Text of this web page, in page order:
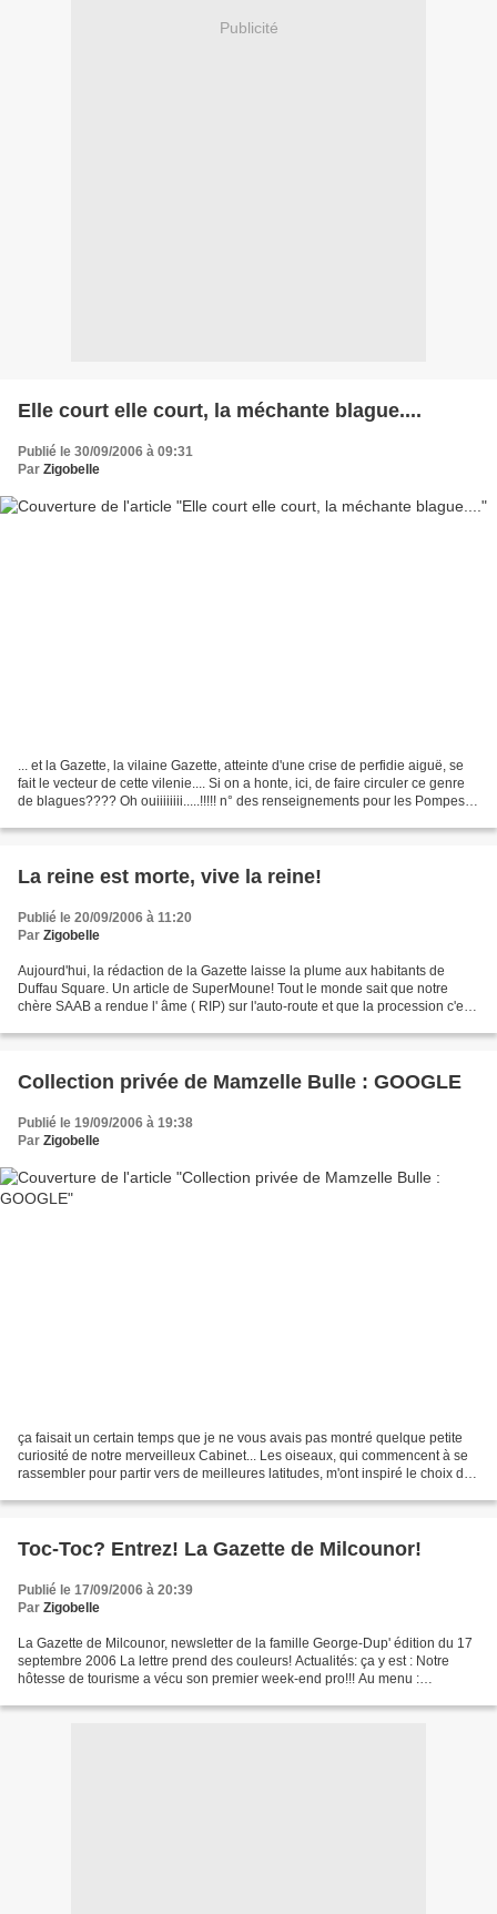
Publicité
Elle court elle court, la méchante blague....
Publié le 30/09/2006 à 09:31
Par Zigobelle
... et la Gazette, la vilaine Gazette, atteinte d'une crise de perfidie aiguë, se
fait le vecteur de cette vilenie.... Si on a honte, ici, de faire circuler ce genre
de blagues???? Oh ouiiiiiiii.....!!!!! n° des renseignements pour les Pompes
La reine est morte, vive la reine!
Publié le 20/09/2006 à 11:20
Par Zigobelle
Aujourd'hui, la rédaction de la Gazette laisse la plume aux habitants de
Duffau Square. Un article de SuperMoune! Tout le monde sait que notre
chère SAAB a rendue l' âme ( RIP) sur l'auto-route et que la procession c'est
Collection privée de Mamzelle Bulle : GOOGLE
Publié le 19/09/2006 à 19:38
Par Zigobelle
ça faisait un certain temps que je ne vous avais pas montré quelque petite
curiosité de notre merveilleux Cabinet... Les oiseaux, qui commencent à se
rassembler pour partir vers de meilleures latitudes, m'ont inspiré le choix du
Toc-Toc? Entrez! La Gazette de Milcounor!
Publié le 17/09/2006 à 20:39
Par Zigobelle
La Gazette de Milcounor, newsletter de la famille George-Dup' édition du 17
septembre 2006 La lettre prend des couleurs! Actualités: ça y est : Notre
hôtesse de tourisme a vécu son premier week-end pro!!! Au menu :